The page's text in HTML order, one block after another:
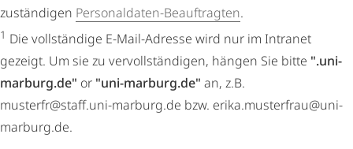
zuständigen Personaldaten-Beauftragten.
1 Die vollständige E-Mail-Adresse wird nur im Intranet
gezeigt. Um sie zu vervollständigen, hängen Sie bitte ".uni-
marburg.de" or "uni-marburg.de" an, z.B.
musterfr@staff.uni-marburg.de bzw. erika.musterfrau@uni-
marburg.de.